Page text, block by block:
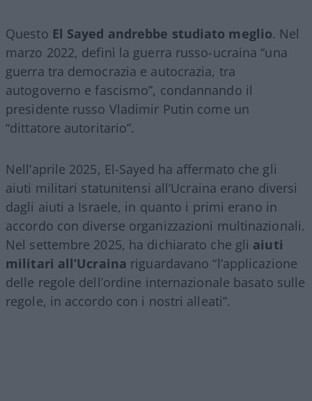
Questo El Sayed andrebbe studiato meglio. Nel
marzo 2022, definì la guerra russo-ucraina “una
guerra tra democrazia e autocrazia, tra
autogoverno e fascismo”, condannando il
presidente russo Vladimir Putin come un
“dittatore autoritario”.
Nell’aprile 2025, El-Sayed ha affermato che gli
aiuti militari statunitensi all’Ucraina erano diversi
dagli aiuti a Israele, in quanto i primi erano in
accordo con diverse organizzazioni multinazionali.
Nel settembre 2025, ha dichiarato che gli aiuti
militari all’Ucraina riguardavano “l’applicazione
delle regole dell’ordine internazionale basato sulle
regole, in accordo con i nostri alleati”.